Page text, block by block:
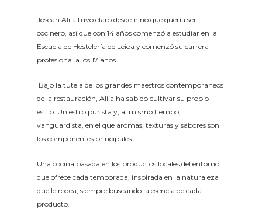
Josean Alija tuvo claro desde niño que quería ser
cocinero, así que con 14 años comenzó a estudiar en la
Escuela de Hostelería de Leioa y comenzó su carrera
profesional a los 17 años.
Bajo la tutela de los grandes maestros contemporáneos
de la restauración, Alija ha sabido cultivar su propio
estilo. Un estilo purista y, al mismo tiempo,
vanguardista, en el que aromas, texturas y sabores son
los componentes principales.
Una cocina basada en los productos locales del entorno
que ofrece cada temporada, inspirada en la naturaleza
que le rodea, siempre buscando la esencia de cada
producto.